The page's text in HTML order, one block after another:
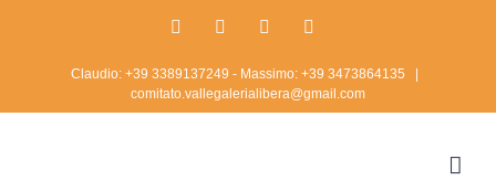
FacebookTwitter Instagram
Claudio: +39 3389137249 - Massimo: +39 3473864135
comitato.vallegalerialibera@gmail.com